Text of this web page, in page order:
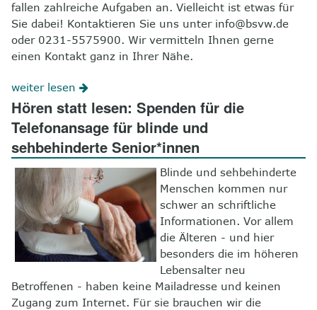
fallen zahlreiche Aufgaben an. Vielleicht ist etwas für
Sie dabei! Kontaktieren Sie uns unter info@bsvw.de
oder 0231-5575900. Wir vermitteln Ihnen gerne
einen Kontakt ganz in Ihrer Nähe.
weiter lesen
Hören statt lesen: Spenden für die
Telefonansage für blinde und
sehbehinderte Senior*innen
Blinde und sehbehinderte
Menschen kommen nur
schwer an schriftliche
Informationen. Vor allem
die Älteren - und hier
besonders die im höheren
Lebensalter neu
Betroffenen - haben keine Mailadresse und keinen
Zugang zum Internet. Für sie brauchen wir die